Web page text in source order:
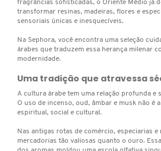
ESTHEDERM
FEITO BRASIL
FENTY BEAUTY
fragrâncias sofisticadas, o Oriente Médio já
transformar resinas, madeiras, flores e
sensoriais únicas e inesquecíveis.
Na Sephora, você encontra uma seleção
árabes que traduzem essa herança milenar
modernidade.
Uma tradição que atravessa
A cultura árabe tem uma relação profunda e
O uso de incenso, oud, âmbar e musk não é
espiritual, social e cultural.
Nas antigas rotas de comércio, especiarias
mercadorias tão valiosas quanto o ouro.